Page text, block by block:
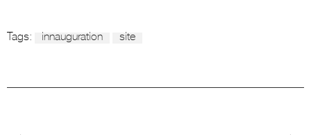
Tags: innauguration site